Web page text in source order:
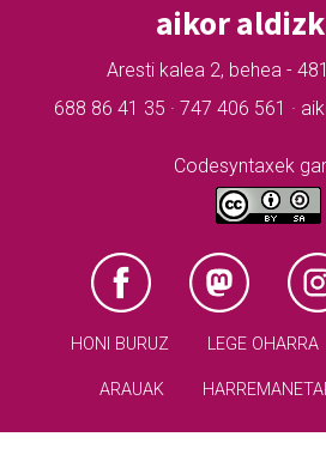
aikor
Aresti kalea 2, behea -
688 86 41 35 · 747 406 561 ·
Codesyntaxek
HONI BURUZ LEGE OHARRA
ARAUAK